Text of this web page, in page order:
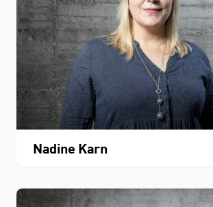
Nadine Karn